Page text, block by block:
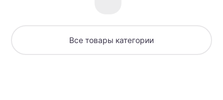
2026
+
чертежи
Все товары категории